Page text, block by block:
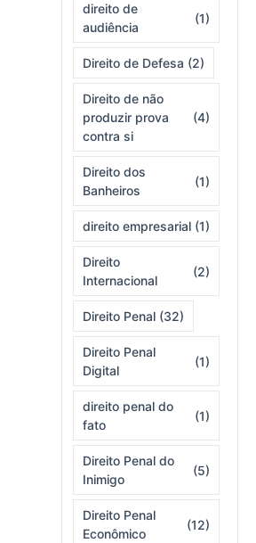
direito de
audiência
(1)
Direito de Defesa (2)
Direito de não
produzir prova
contra si
(4)
Direito dos
Banheiros
(1)
direito empresarial (1)
Direito
Internacional
(2)
Direito Penal (32)
Direito Penal
Digital
(1)
direito penal do
fato
(1)
Direito Penal do
Inimigo
(5)
Direito Penal
Econômico
(12)